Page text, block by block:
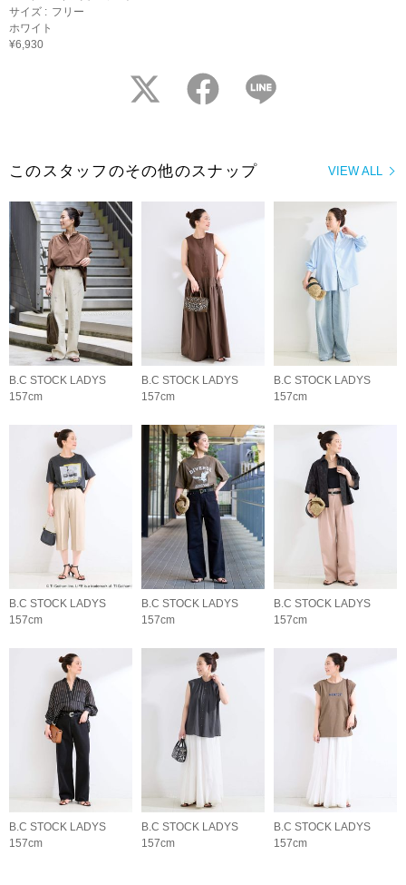
サイズ : フリー
ホワイト
¥6,930
twitter facebook
VIEW ALL
このスタッフのその他のスナップ
B.C STOCK LADYS
157cm
B.C STOCK LADYS
157cm
B.C STOCK LADYS
157cm
B.C STOCK LADYS
157cm
B.C STOCK LADYS
157cm
B.C STOCK LADYS
157cm
B.C STOCK LADYS
157cm
B.C STOCK LADYS
157cm
B.C STOCK LADYS
157cm